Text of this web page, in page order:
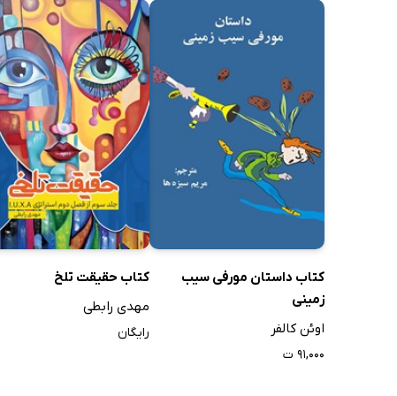
کتاب داستان مورفی سیب
زمینی
اوئن کالفر
۹۱,۰۰۰ ت
کتاب حقیقت تلخ
مهدی رابطی
رایگان